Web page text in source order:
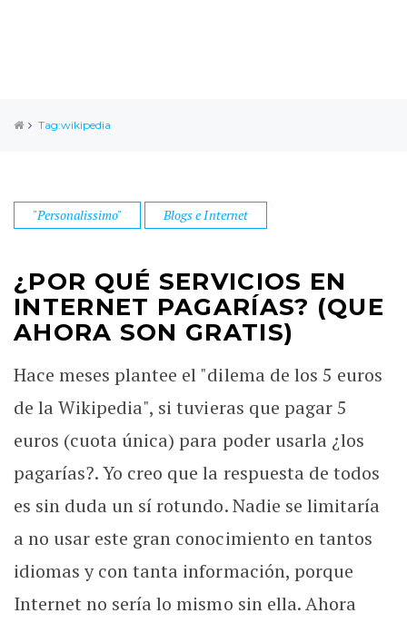
Tag:wikipedia
"Personalissimo" Blogs e Internet
¿POR QUÉ SERVICIOS EN
INTERNET PAGARÍAS? (QUE
AHORA SON GRATIS)
Hace meses plantee el "dilema de los 5 euros
de la Wikipedia", si tuvieras que pagar 5
euros (cuota única) para poder usarla ¿los
pagarías?. Yo creo que la respuesta de todos
es sin duda un sí rotundo. Nadie se limitaría
a no usar este gran conocimiento en tantos
idiomas y con tanta información, porque
Internet no sería lo mismo sin ella. Ahora